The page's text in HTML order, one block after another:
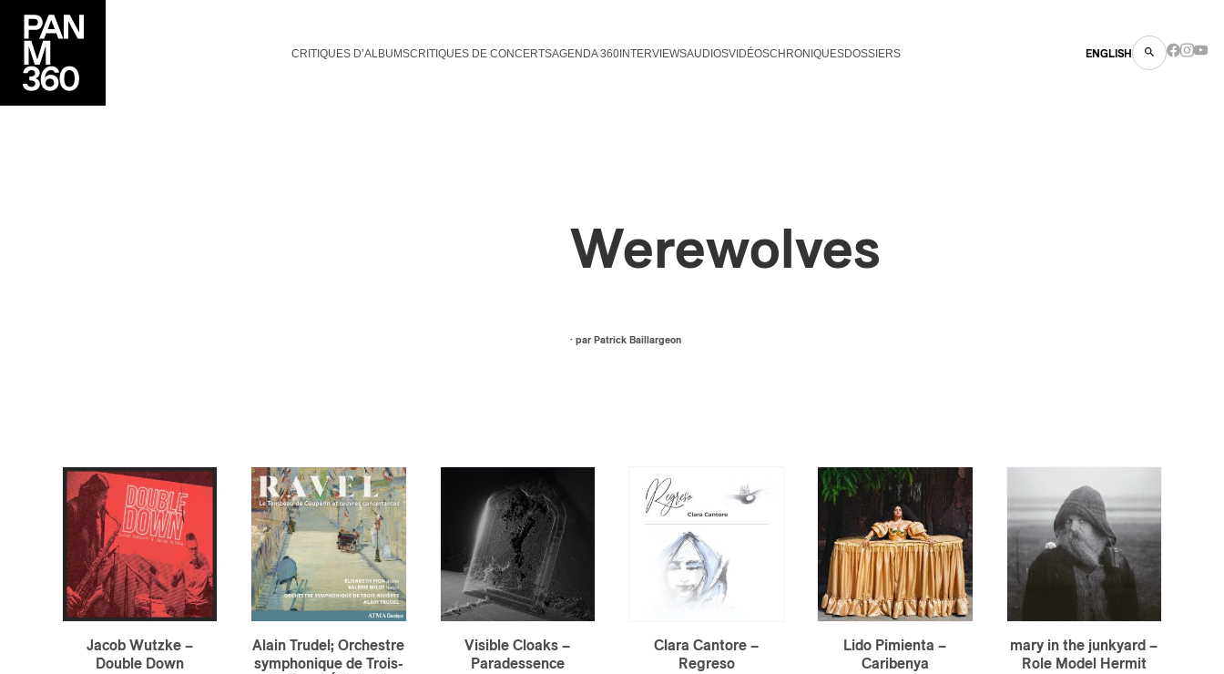
CRITIQUES D’ALBUMSCRITIQUES DE CONCERTSAGENDA 360INTERVIEWSAUDIOSVIDÉOSCHRONIQUESDOSSIERS ENGLISH
Werewolves
· par Patrick Baillargeon
Jacob Wutzke –
Double Down
Alain Trudel; Orchestre
symphonique de Trois-
Visible Cloaks –
Paradessence
Clara Cantore –
Regreso
Lido Pimienta –
Caribenya
mary in the junkyard –
Role Model Hermit